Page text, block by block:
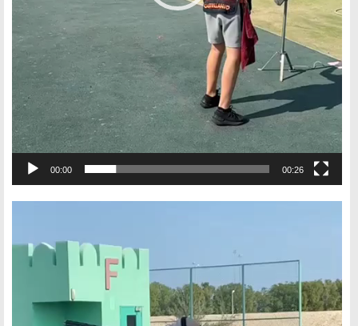
00:00 00:26